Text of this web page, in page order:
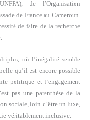
de l’Organisation
de France au Cameroun.
de faire de la recherche
où l’inégalité semble
qu’il est encore possible
politique et l’engagement
pas une parenthèse de la
sociale, loin d’être un luxe,
véritablement inclusive.